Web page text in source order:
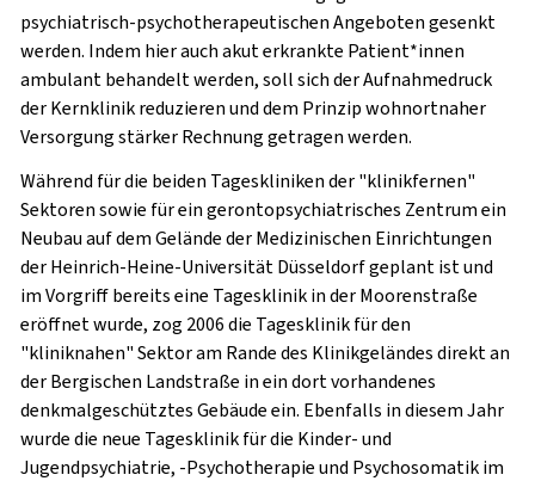
psychiatrisch-psychotherapeutischen Angeboten gesenkt
werden. Indem hier auch akut erkrankte Patient*innen
ambulant behandelt werden, soll sich der Aufnahmedruck
der Kernklinik reduzieren und dem Prinzip wohnortnaher
Versorgung stärker Rechnung getragen werden.
Während für die beiden Tageskliniken der "klinikfernen"
Sektoren sowie für ein gerontopsychiatrisches Zentrum ein
Neubau auf dem Gelände der Medizinischen Einrichtungen
der Heinrich-Heine-Universität Düsseldorf geplant ist und
im Vorgriff bereits eine Tagesklinik in der Moorenstraße
eröffnet wurde, zog 2006 die Tagesklinik für den
"kliniknahen" Sektor am Rande des Klinikgeländes direkt an
der Bergischen Landstraße in ein dort vorhandenes
denkmalgeschütztes Gebäude ein. Ebenfalls in diesem Jahr
wurde die neue Tagesklinik für die Kinder- und
Jugendpsychiatrie, -Psychotherapie und Psychosomatik im